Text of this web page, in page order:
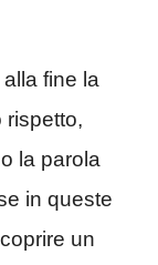
fine la
rispetto,
la parola
in queste
un